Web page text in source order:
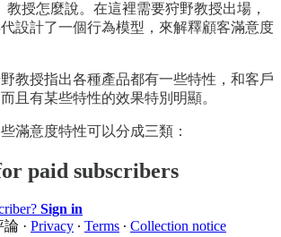
教授怎麼說。在這裡需要狩野教授出場，
設計了一個行為模型，來解釋顧客滿意度
教授指出各種產品都有一些特性，和客戶
且有某些特性的效果特別明顯。
滿意度特性可以分成三類：
paid subscribers
Sign in
論 · Privacy ∙ Terms ∙ Collection notice